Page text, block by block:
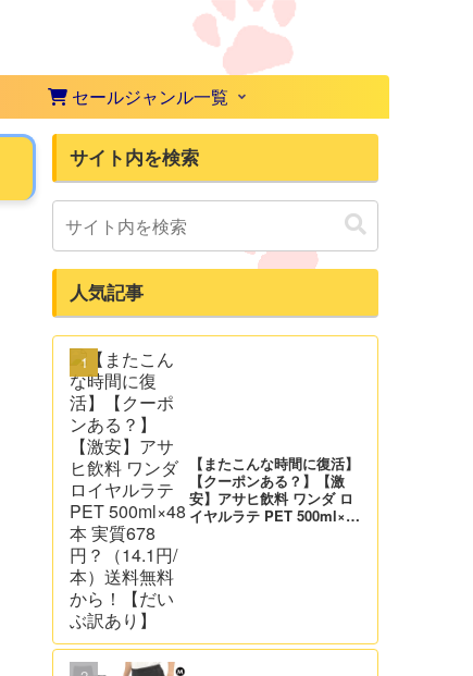
セールジャンル一覧
サイト内を検索
人気記事
【またこんな時間に復活】
【クーポンある？】【激
安】アサヒ飲料 ワンダ ロ
イヤルラテ PET 500ml×48